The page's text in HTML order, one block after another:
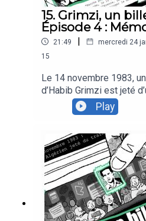
15. Grimzi, un
Épisode 4 :
21:49 | mercredi 24
15
Le 14 novembre 1983,
d’Habib Grimzi est jeté
ligne Bordeaux-
divers, ce meurtre a joué
pleine Marche pour
40 ans après,
histoire souvent
dernier épisode, nous
transmission mémorielle
Grimzi et des
période.
Play